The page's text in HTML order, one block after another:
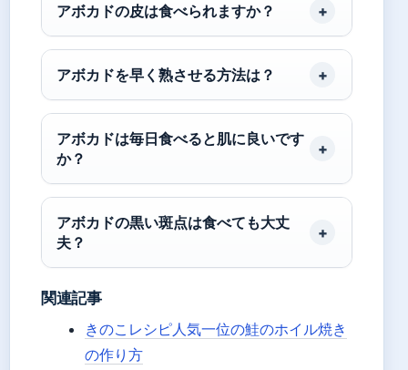
アボカドの皮は食べられますか？
アボカドを早く熟させる方法は？
アボカドは毎日食べると肌に良いです
か？
アボカドの黒い斑点は食べても大丈
夫？
関連記事
きのこレシピ人気一位の鮭のホイル焼き
の作り方